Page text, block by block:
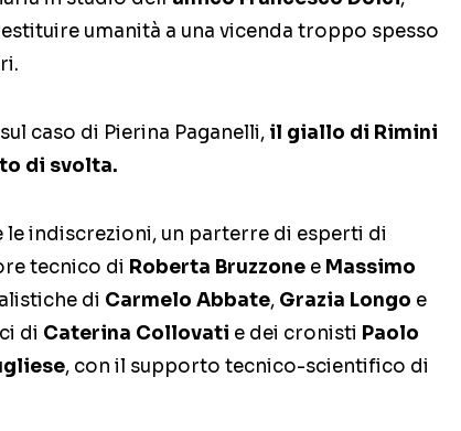
umanità a una vicenda troppo spesso
caso di Pierina Paganelli, il giallo di Rimini
di svolta.
le indiscrezioni, un parterre di esperti di
tecnico di Roberta Bruzzone e Massimo
di Carmelo Abbate, Grazia Longo e
di Caterina Collovati e dei cronisti Paolo
, con il supporto tecnico-scientifico di